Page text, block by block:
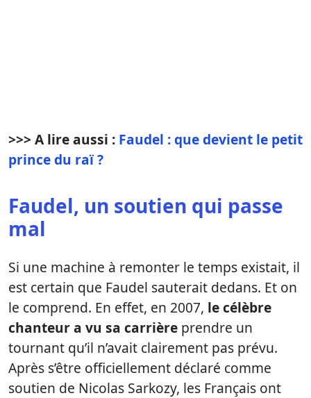
>>> A lire aussi : Faudel : que devient le petit
prince du raï ?
Faudel, un soutien qui passe
mal
Si une machine à remonter le temps existait, il
est certain que Faudel sauterait dedans. Et on
le comprend. En effet, en 2007, le célèbre
chanteur a vu sa carrière prendre un
tournant qu’il n’avait clairement pas prévu.
Après s’être officiellement déclaré comme
soutien de Nicolas Sarkozy, les Français ont